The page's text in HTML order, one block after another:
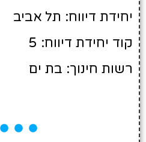
יחידת דיווח: תל אביב
קוד יחידת דיווח: 5
רשות חינוך: בת ים